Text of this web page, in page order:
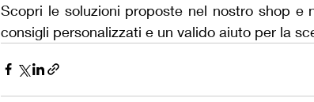
Scopri le soluzioni proposte nel nostro shop
consigli personalizzati e un valido aiuto per la